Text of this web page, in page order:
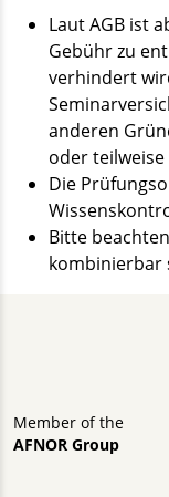
Laut AGB ist
Gebühr zu
verhindert
anderen
oder
Die
Bitte
kombinierbar
Member of the
AFNOR Group